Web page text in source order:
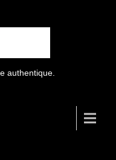
authentique.